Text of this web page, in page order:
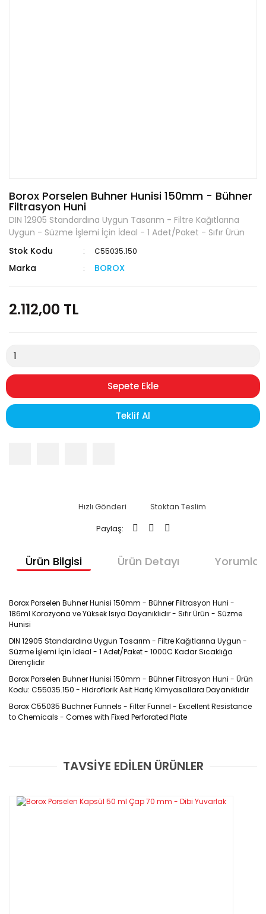
Borox Porselen Buhner Hunisi 150mm - Bühner
Filtrasyon Huni
DIN 12905 Standardına Uygun Tasarım - Filtre Kağıtlarına
Uygun - Süzme İşlemi İçin İdeal - 1 Adet/Paket - Sıfır Ürün
Stok Kodu
C55035.150
Marka BOROX
2.112,00 TL
Sepete Ekle
Teklif Al
Hızlı Gönderi
Stoktan Teslim
Paylaş:
Ürün Bilgisi Ürün Detayı Yorumlar
Borox Porselen Buhner Hunisi 150mm - Bühner Filtrasyon Huni -
186ml Korozyona ve Yüksek Isıya Dayanıklıdır - Sıfır Ürün - Süzme
Hunisi
DIN 12905 Standardına Uygun Tasarım - Filtre Kağıtlarına Uygun -
Süzme İşlemi İçin İdeal - 1 Adet/Paket - 1000C Kadar Sıcaklığa
Dirençlidir
Borox Porselen Buhner Hunisi 150mm - Bühner Filtrasyon Huni - Ürün
Kodu: C55035.150 - Hidroflorik Asit Hariç Kimyasallara Dayanıklıdır
Borox C55035 Buchner Funnels - Filter Funnel - Excellent Resistance
to Chemicals - Comes with Fixed Perforated Plate
Bu ürüne ilk yorumu siz yapın!
Yorum Yaz
Ürün Kodu : C55035
parça olarak üretilmiştir
TAVSİYE EDİLEN ÜRÜNLER